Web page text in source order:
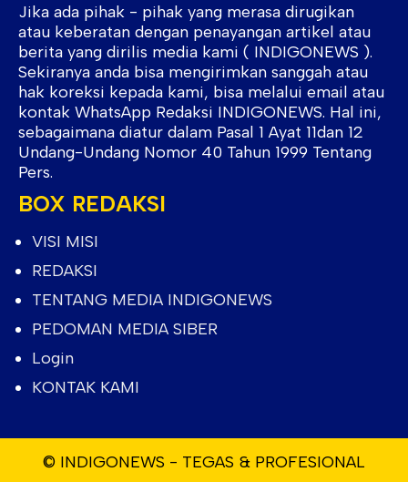
Jika ada pihak - pihak yang merasa dirugikan
atau keberatan dengan penayangan artikel atau
berita yang dirilis media kami ( INDIGONEWS ).
Sekiranya anda bisa mengirimkan sanggah atau
hak koreksi kepada kami, bisa melalui email atau
kontak WhatsApp Redaksi INDIGONEWS. Hal ini,
sebagaimana diatur dalam Pasal 1 Ayat 11dan 12
Undang-Undang Nomor 40 Tahun 1999 Tentang
Pers.
BOX REDAKSI
VISI MISI
REDAKSI
TENTANG MEDIA INDIGONEWS
PEDOMAN MEDIA SIBER
Login
KONTAK KAMI
© INDIGONEWS - TEGAS & PROFESIONAL